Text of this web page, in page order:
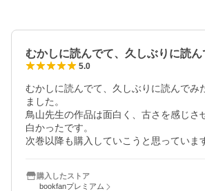
むかしに読んでて、久しぶりに読
5.0
むかしに読んでて、久しぶりに読んでみ
ました。
鳥山先生の作品は面白く、古さを感じさ
白かったです。
次巻以降も購入していこうと思っていま
購入したストア
bookfanプレミアム